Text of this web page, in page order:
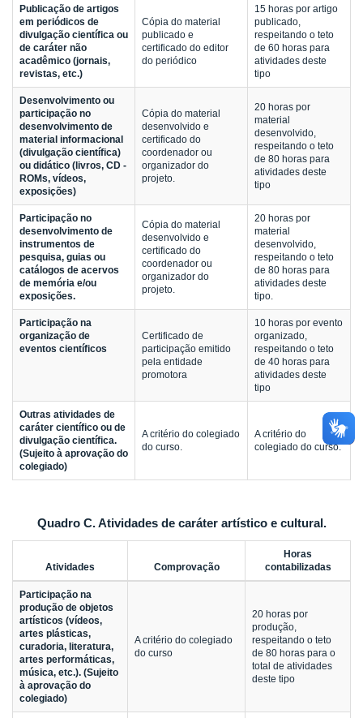
Publicação de artigos
em periódicos de
divulgação científica ou
de caráter não
acadêmico (jornais,
revistas, etc.)
Cópia do material
publicado e
certificado do editor
do periódico
15 horas por artigo
publicado,
respeitando o teto
de 60 horas para
atividades deste
tipo
Desenvolvimento ou
participação no
desenvolvimento de
material informacional
(divulgação científica)
ou didático (livros, CD -
ROMs, vídeos,
exposições)
Cópia do material
desenvolvido e
certificado do
coordenador ou
organizador do
projeto.
20 horas por
material
desenvolvido,
respeitando o teto
de 80 horas para
atividades deste
tipo
Participação no
desenvolvimento de
instrumentos de
pesquisa, guias ou
catálogos de acervos
de memória e/ou
exposições.
Cópia do material
desenvolvido e
certificado do
coordenador ou
organizador do
projeto.
20 horas por
material
desenvolvido,
respeitando o teto
de 80 horas para
atividades deste
tipo.
Participação na
organização de
eventos científicos
Certificado de
participação emitido
pela entidade
promotora
10 horas por evento
organizado,
respeitando o teto
de 40 horas para
atividades deste
tipo
Outras atividades de
caráter científico ou de
divulgação científica.
(Sujeito à aprovação do
colegiado)
A critério do colegiado
do curso.
A critério do
colegiado do curso.
Quadro C. Atividades de caráter artístico e cultural.
Atividades Comprovação
Horas
contabilizadas
Participação na
produção de objetos
artísticos (vídeos,
artes plásticas,
curadoria, literatura,
artes performáticas,
música, etc.). (Sujeito
à aprovação do
colegiado)
A critério do colegiado
do curso
20 horas por
produção,
respeitando o teto
de 80 horas para o
total de atividades
deste tipo